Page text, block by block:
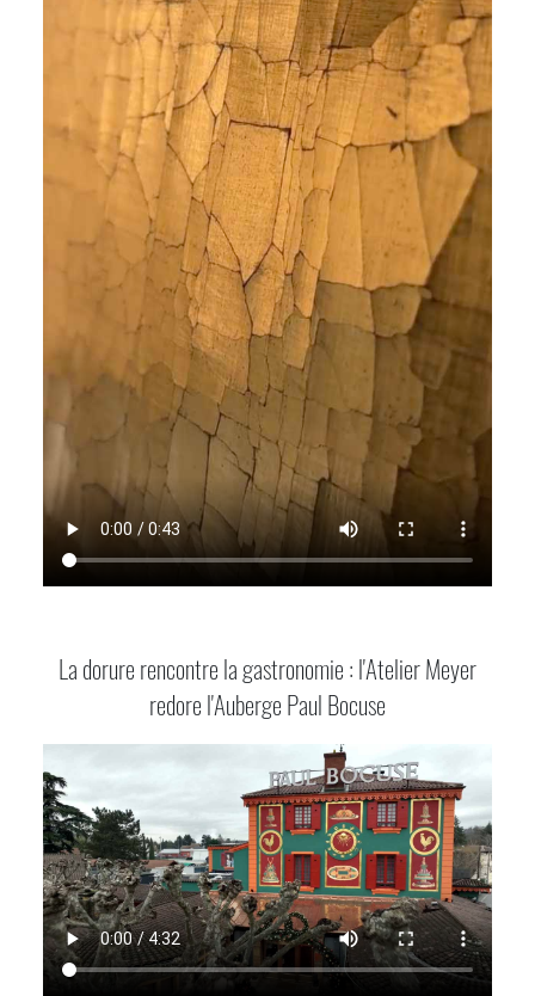
La dorure rencontre la gastronomie : l'Atelier Meyer
redore l'Auberge Paul Bocuse